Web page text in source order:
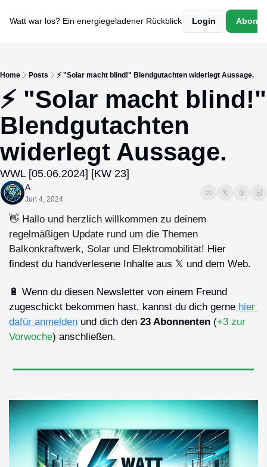
Watt war los? Ein energiegeladener Rückblick Login
Home Posts ⚡ "Solar macht blind!" Blendgutachten widerlegt Aussage.
⚡ "Solar macht blind!"
Blendgutachten
widerlegt Aussage.
WWL [05.06.2024] [KW 23]
A
Jun 4, 2024
👋 Hallo und herzlich willkommen zu deinem
regelmäßigen Update rund um die Themen
Balkonkraftwerk, Solar und Elektromobilität! Hier
findest du handverlesene Inhalte aus 𝕏 und dem Web.
🔋 Wenn du diesen Newsletter von einem Freund
zugeschickt bekommen hast, kannst du dich gerne hier
dafür anmelden und dich den 23 Abonnenten (+3 zur
Vorwoche) anschließen.